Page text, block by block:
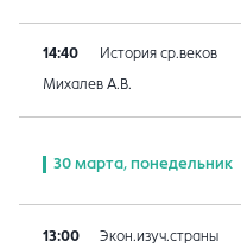
14:40 История ср.веков
Михалев А.В.
30 марта, понедельник
13:00 Экон.изуч.страны